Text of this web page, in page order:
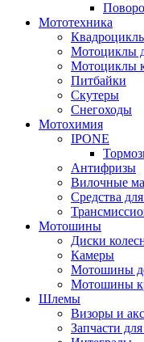
Мототехника
Мотоциклы
Мотоциклы
Питбайки
Скутеры
Снегоходы
Мотохимия
IPONE
Антифризы
Вилочные
Средства
Мотошины
Диски
Камеры
Мотошины
Мотошины
Шлемы
Визоры и
Запчасти